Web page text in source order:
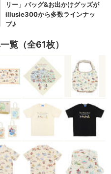
覧（全61枚）